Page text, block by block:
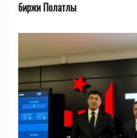
биржи Полатлы